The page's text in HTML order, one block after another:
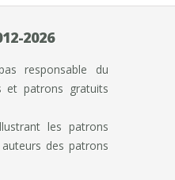
2026
responsable du
et patrons gratuits
les patrons
des patrons